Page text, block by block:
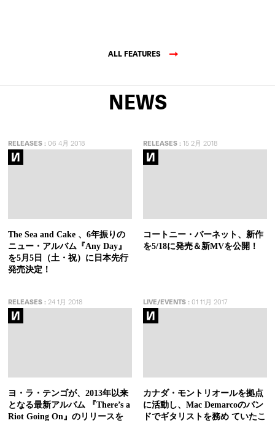
ALL FEATURES
NEWS
RELEASES : 06 4月 2018
The Sea and Cake 、6年振りの
ニュー・アルバム『Any Day』
を5月5日（土・祝）に日本先行
発売決定！
RELEASES:15 2月 2018
コートニー・バーネット、新作
を5/18に発売＆新MVを公開！
RELEASES : 24 1月 2018
ヨ・ラ・テンゴが、2013年以来
となる最新アルバム 『There’s a
Riot Going On』のリリースを
LIVE/EVENTS:01 11月 2017
カナダ・モントリオールを拠点
に活動し、Mac Demarcoのバン
ドでギタリストを務め ていたこ